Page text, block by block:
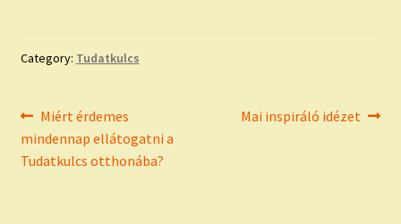
Category: Tudatkulcs
Bejegyzés
navigáció
Previous
post:
Miért érdemes
mindennap ellátogatni a
Tudatkulcs otthonába?
Next
Mai inspiráló idézet